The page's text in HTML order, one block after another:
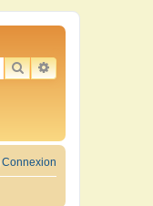
RECHERCHER
RECHERCHE
Connexion